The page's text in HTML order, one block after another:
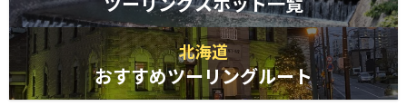
北海道
おすすめツーリングルート